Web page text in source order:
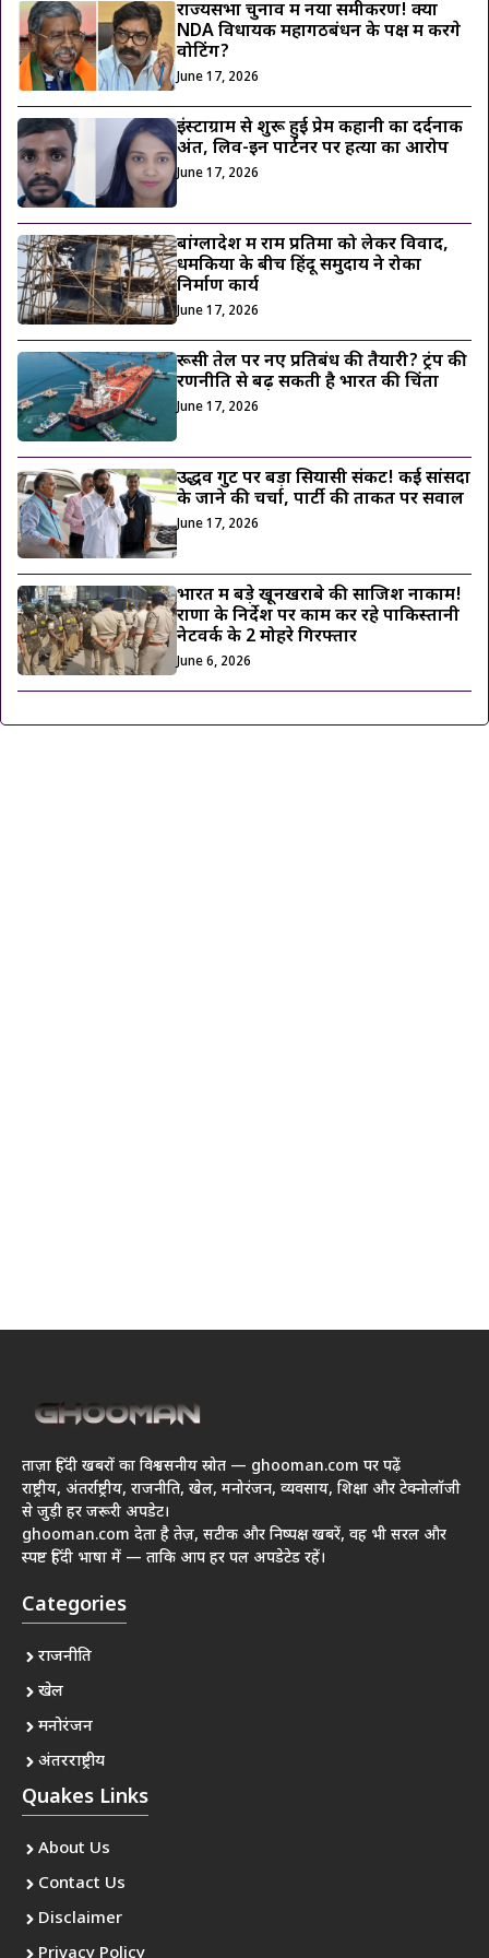
राज्यसभा चुनाव में नया समीकरण! क्या
NDA विधायक महागठबंधन के पक्ष में करेंगे
वोटिंग?
June 17, 2026
इंस्टाग्राम से शुरू हुई प्रेम कहानी का दर्दनाक
अंत, लिव-इन पार्टनर पर हत्या का आरोप
June 17, 2026
बांग्लादेश में राम प्रतिमा को लेकर विवाद,
धमकियों के बीच हिंदू समुदाय ने रोका
निर्माण कार्य
June 17, 2026
रूसी तेल पर नए प्रतिबंध की तैयारी? ट्रंप की
रणनीति से बढ़ सकती है भारत की चिंता
June 17, 2026
उद्धव गुट पर बड़ा सियासी संकट! कई सांसदों
के जाने की चर्चा, पार्टी की ताकत पर सवाल
June 17, 2026
भारत में बड़े खूनखराबे की साजिश नाकाम!
राणा के निर्देश पर काम कर रहे पाकिस्तानी
नेटवर्क के 2 मोहरे गिरफ्तार
June 6, 2026
ताज़ा हिंदी खबरों का विश्वसनीय स्रोत — ghooman.com पर पढ़ें
राष्ट्रीय, अंतर्राष्ट्रीय, राजनीति, खेल, मनोरंजन, व्यवसाय, शिक्षा और टेक्नोलॉजी
से जुड़ी हर जरूरी अपडेट।
ghooman.com देता है तेज़, सटीक और निष्पक्ष खबरें, वह भी सरल और
स्पष्ट हिंदी भाषा में — ताकि आप हर पल अपडेटेड रहें।
Categories
राजनीति
खेल
मनोरंजन
अंतरराष्ट्रीय
Quakes Links
About Us
Contact Us
Disclaimer
Privacy Policy